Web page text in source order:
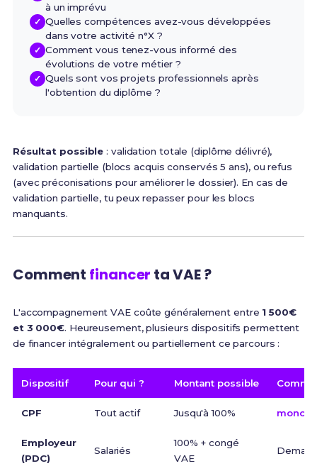
à un imprévu
Quelles compétences avez-vous développées
dans votre activité n°X ?
Comment vous tenez-vous informé des
évolutions de votre métier ?
Quels sont vos projets professionnels après
l'obtention du diplôme ?
Résultat possible : validation totale (diplôme délivré),
validation partielle (blocs acquis conservés 5 ans), ou refus
(avec préconisations pour améliorer le dossier). En cas de
validation partielle, tu peux repasser pour les blocs
manquants.
Comment financer ta VAE ?
L'accompagnement VAE coûte généralement entre 1 500€
et 3 000€. Heureusement, plusieurs dispositifs permettent
de financer intégralement ou partiellement ce parcours :
Dispositif Pour qui ? Montant possible
CPF Tout actif Jusqu'à 100%
Employeur
(PDC)
Salariés
100% + congé
VAE